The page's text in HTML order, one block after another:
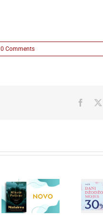
0 Comments
Besplatna
dostava i
popust od 30
posto za
savremeni